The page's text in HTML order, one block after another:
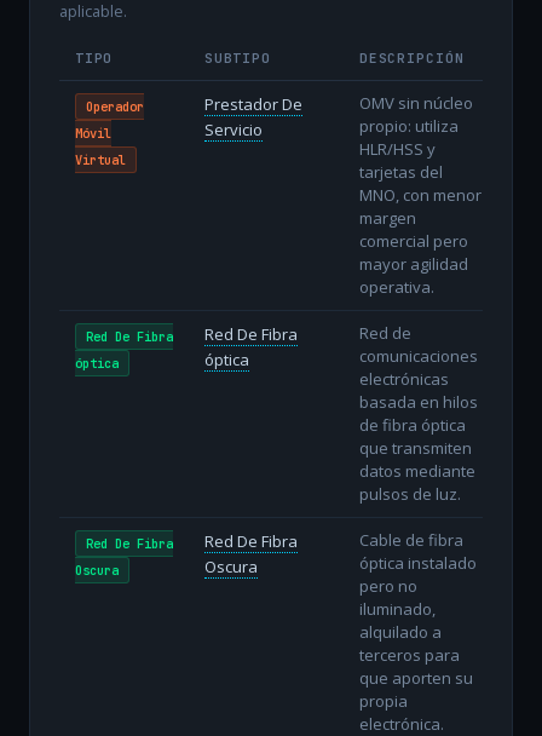
aplicable.
TIPO SUBTIPO DESCRIPCIÓN
Operador
Móvil
Virtual
Prestador De
Servicio
OMV sin núcleo
propio: utiliza
HLR/HSS y
tarjetas del
MNO, con menor
margen
comercial pero
mayor agilidad
operativa.
Red De Fibra
óptica
Red De Fibra
óptica
Red de
comunicaciones
electrónicas
basada en hilos
de fibra óptica
que transmiten
datos mediante
pulsos de luz.
Red De Fibra
Oscura
Red De Fibra
Oscura
Cable de fibra
óptica instalado
pero no
iluminado,
alquilado a
terceros para
que aporten su
propia
electrónica.